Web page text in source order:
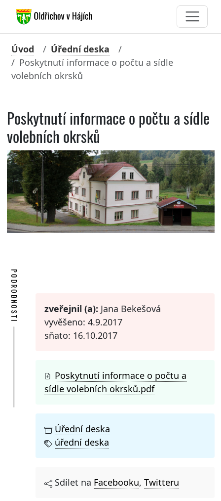
Úvod
Úřední deska
Poskytnutí informace o počtu a sídle
volebních okrsků
Poskytnutí informace o počtu a sídle
volebních okrsků
PODROBNOSTI zveřejnil (a): Jana Bekešová
vyvěšeno: 4.9.2017
sňato: 16.10.2017
Poskytnutí informace o počtu a
sídle volebních okrsků.pdf
Úřední deska
úřední deska
Sdílet na Facebooku, Twitteru